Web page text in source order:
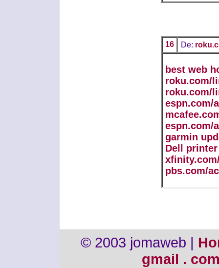
16 De:
best web
roku.com/
roku.com/
espn.com/
espn.com/
garmin
Dell
pbs.com/
© 2003 jomaweb |
gmail .